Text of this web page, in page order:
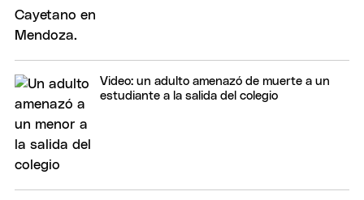
Video: un adulto amenazó de muerte a un
estudiante a la salida del colegio